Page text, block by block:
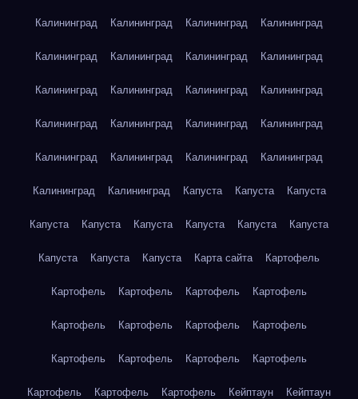
Калининград Калининград Калининград Калининград
Калининград Калининград Калининград Калининград
Калининград Калининград Калининград Калининград
Калининград Калининград Калининград Калининград
Калининград Калининград Калининград Калининград
Калининград Калининград Капуста Капуста Капуста
Капуста Капуста Капуста Капуста Капуста Капуста
Капуста Капуста Капуста Карта сайта Картофель
Картофель Картофель Картофель Картофель
Картофель Картофель Картофель Картофель
Картофель Картофель Картофель Картофель
Картофель Картофель Картофель Кейптаун Кейптаун